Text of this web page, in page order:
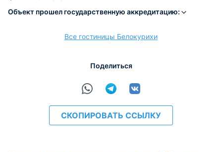
Объект прошел государственную аккредитацию:
Все гостиницы Белокурихи
Поделиться
СКОПИРОВАТЬ ССЫЛКУ